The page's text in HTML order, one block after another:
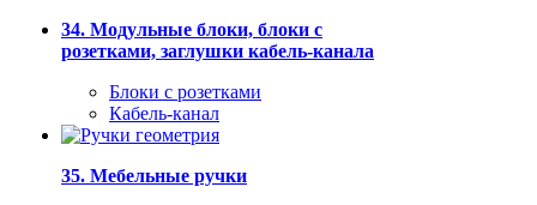
34. Модульные блоки, блоки с
розетками, заглушки кабель-канала
Блоки с розетками
Кабель-канал
35. Мебельные ручки